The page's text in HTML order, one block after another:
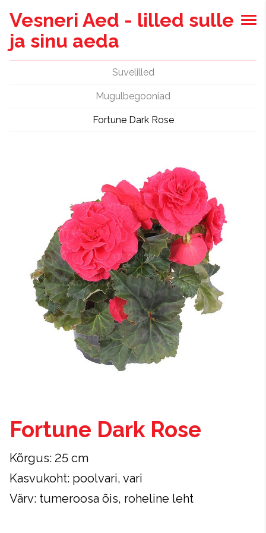
Vesneri Aed - lilled sulle
ja sinu aeda
Suvelilled
Mugulbegooniad
Fortune Dark Rose
Fortune Dark Rose
Kõrgus: 25 cm
Kasvukoht: poolvari, vari
Värv: tumeroosa õis, roheline leht